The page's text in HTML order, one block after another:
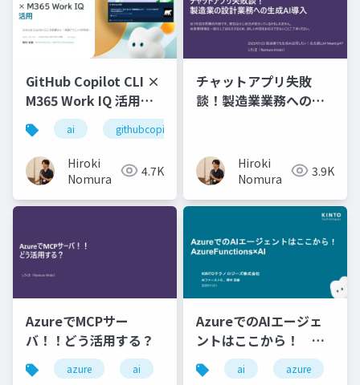
GitHub Copilot CLI ×
M365 Work IQ 活用ネ
タ
ai githubcopilot
Hiroki
Nomura
4.7K
チャットアプリ失敗
談！製造業業務への生
Hiroki
Nomura
3.9K
AzureでMCPサー
バ！！どう活用する？
azure ai
AzureでのAIエージェ
ントはここから！
Azure Functions × AI
ai azure